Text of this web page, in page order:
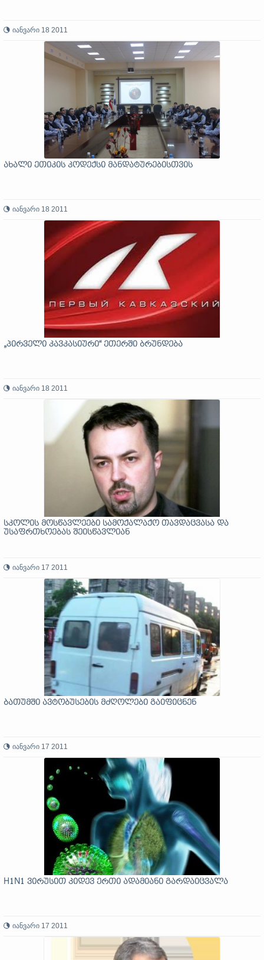
იანვარი 18 2011
ახალი ეთიკის კოდექსი მანდატურებისთვის
იანვარი 18 2011
„პირველი კავკასიური“ ეთერში ბრუნდება
იანვარი 18 2011
სკოლის მოსწავლეები სამოქალაქო თავდაცვასა და
უსაფრთხოებას შეისწავლიან
იანვარი 17 2011
ბათუმში ავტობუსების მძღოლები გაიფიცნენ
იანვარი 17 2011
H1N1 ვირუსით კიდევ ერთი ადამიანი გარდაიცვალა
იანვარი 17 2011